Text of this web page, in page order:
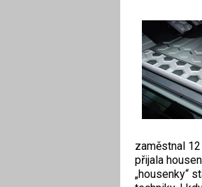
zaměstnal
přijala
„housenky“